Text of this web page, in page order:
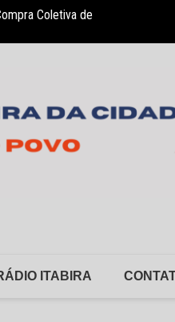
Coletiva de
crianças com TEA
ITABIRA